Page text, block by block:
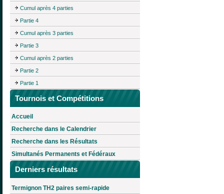
Cumul après 4 parties
Partie 4
Cumul après 3 parties
Partie 3
Cumul après 2 parties
Partie 2
Partie 1
Tournois et Compétitions
Accueil
Recherche dans le Calendrier
Recherche dans les Résultats
Simultanés Permanents et Fédéraux
Derniers résultats
Termignon TH2 paires semi-rapide